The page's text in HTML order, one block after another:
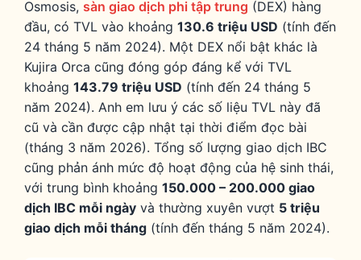
Osmosis, sàn giao dịch phi tập trung (DEX) hàng
đầu, có TVL vào khoảng 130.6 triệu USD (tính đến
24 tháng 5 năm 2024). Một DEX nổi bật khác là
Kujira Orca cũng đóng góp đáng kể với TVL
khoảng 143.79 triệu USD (tính đến 24 tháng 5
năm 2024). Anh em lưu ý các số liệu TVL này đã
cũ và cần được cập nhật tại thời điểm đọc bài
(tháng 3 năm 2026). Tổng số lượng giao dịch IBC
cũng phản ánh mức độ hoạt động của hệ sinh thái,
với trung bình khoảng 150.000 – 200.000 giao
dịch IBC mỗi ngày và thường xuyên vượt 5 triệu
giao dịch mỗi tháng (tính đến tháng 5 năm 2024).